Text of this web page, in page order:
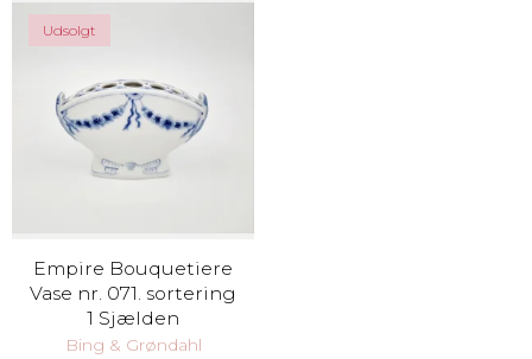
Udsolgt
Empire Bouquetiere
Vase nr. 071. sortering
1 Sjælden
Bing & Grøndahl